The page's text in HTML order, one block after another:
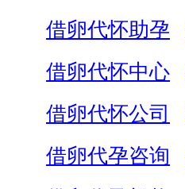
借卵代怀助孕
借卵代怀中心
借卵代怀公司
借卵代孕咨询